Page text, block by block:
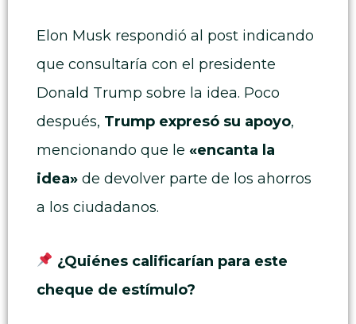
Elon Musk respondió al post indicando
que consultaría con el presidente
Donald Trump sobre la idea. Poco
después, Trump expresó su apoyo,
mencionando que le «encanta la
idea» de devolver parte de los ahorros
a los ciudadanos.
¿Quiénes calificarían para este
cheque de estímulo?